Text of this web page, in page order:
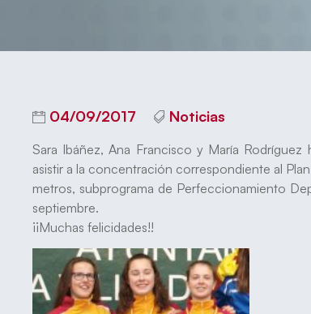
04/09/2017 Noticias
Sara Ibáñez, Ana Francisco y María
asistir a la concentración correspondiente al
metros, subprograma de Perfeccionamiento
septiembre.
¡¡Muchas felicidades!!